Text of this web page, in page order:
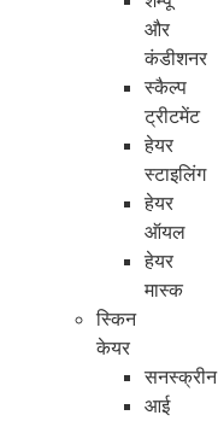
और
कंडीशनर
स्कैल्प
ट्रीटमेंट
हेयर
स्टाइलिंग
हेयर
ऑयल
हेयर
मास्क
स्किन
केयर
सनस्क्रीन
आई